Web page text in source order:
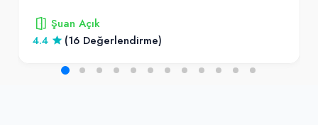
Şuan Açık
4.4
(16 Değerlendirme)